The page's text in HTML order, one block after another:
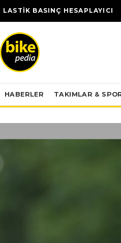
LASTİK BASINÇ HESAPLAYICI
HABERLER TAKIMLAR &